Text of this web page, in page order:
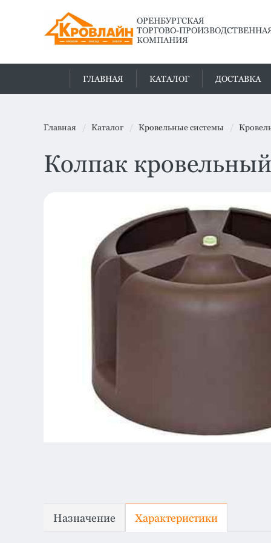
ОРЕНБУРГСКАЯ
ТОРГОВО-
КОМПАНИЯ
ГЛАВНАЯ КАТАЛОГ ДОСТАВКА
Главная Каталог Кровельные системы
Колпак
Назначение Характеристики